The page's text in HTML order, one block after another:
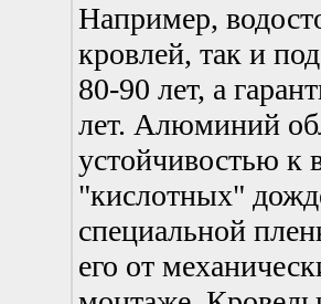
Например,
кровлей, так и
80-90 лет, а
лет. Алюминий
устойчивостью к
"кислотных"
специальной
его от